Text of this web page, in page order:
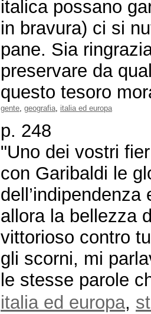
italica possano
in bravura) ci si
pane. Sia
preservare da
questo tesoro
gente, geografia, italia ed europa
p. 248
"Uno dei vostri
con Garibaldi le
allora la bellezza
vittorioso contro
gli scorni, mi
le stesse parole
italia ed europa,